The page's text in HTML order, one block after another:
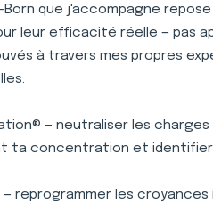
que j'accompagne
leur efficacité réelle — pas
à travers mes propres
— neutraliser les
ta concentration et identifier
— reprogrammer les